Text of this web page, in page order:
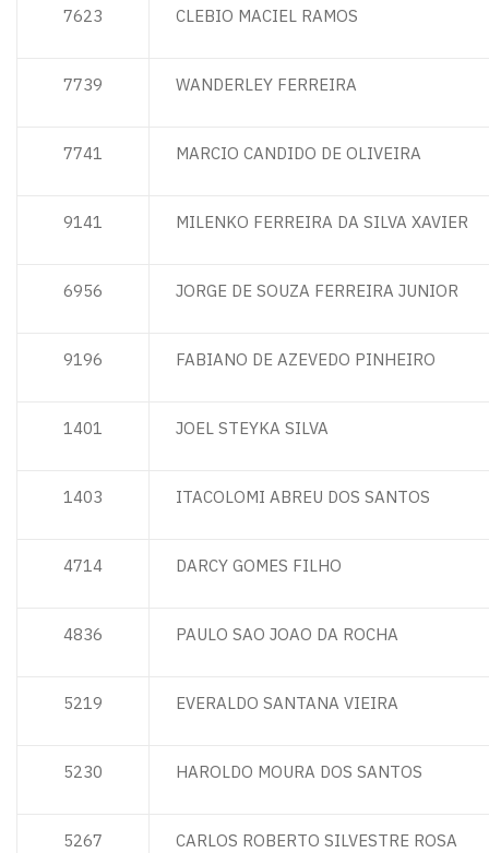
7623 CLEBIO MACIEL RAMOS
7739 WANDERLEY FERREIRA
7741 MARCIO CANDIDO DE OLIVEIRA
9141 MILENKO FERREIRA DA SILVA XAVIER
6956 JORGE DE SOUZA FERREIRA JUNIOR
9196 FABIANO DE AZEVEDO PINHEIRO
1401 JOEL STEYKA SILVA
1403 ITACOLOMI ABREU DOS SANTOS
4714 DARCY GOMES FILHO
4836 PAULO SAO JOAO DA ROCHA
5219 EVERALDO SANTANA VIEIRA
5230 HAROLDO MOURA DOS SANTOS
5267 CARLOS ROBERTO SILVESTRE ROSA